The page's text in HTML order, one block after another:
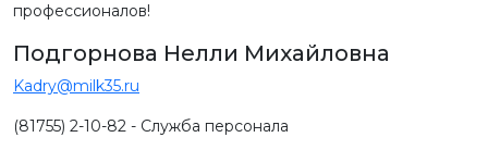
профессионалов!
Подгорнова Нелли Михайловна
Kadry@milk35.ru
(81755) 2-10-82 - Служба персонала